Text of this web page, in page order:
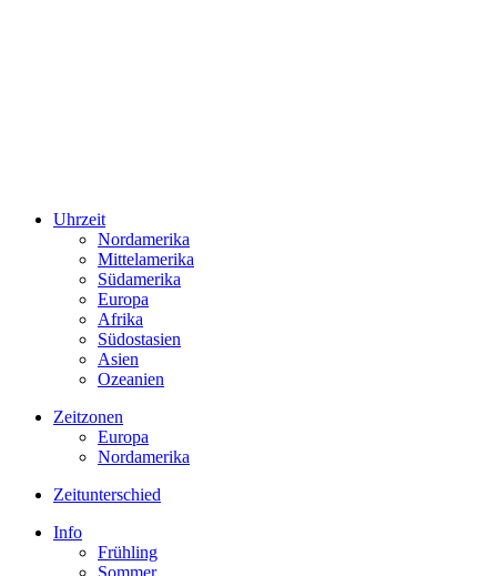
Uhrzeit
Nordamerika
Mittelamerika
Südamerika
Europa
Afrika
Südostasien
Asien
Ozeanien
Zeitzonen
Europa
Nordamerika
Zeitunterschied
Info
Frühling
Sommer